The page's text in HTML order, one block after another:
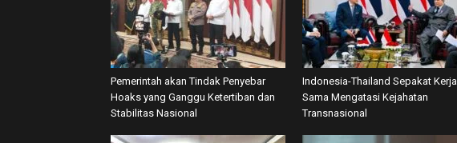
Pemerintah akan Tindak Penyebar
Hoaks yang Ganggu Ketertiban dan
Stabilitas Nasional
Indonesia-Thailand Sepakat Kerja
Sama Mengatasi Kejahatan
Transnasional